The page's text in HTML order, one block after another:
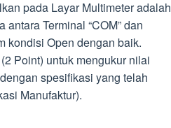
pada Layar Multimeter adalah
Terminal “COM” dan
kondisi Open dengan baik.
Point) untuk mengukur nilai
spesifikasi yang telah
Manufaktur).